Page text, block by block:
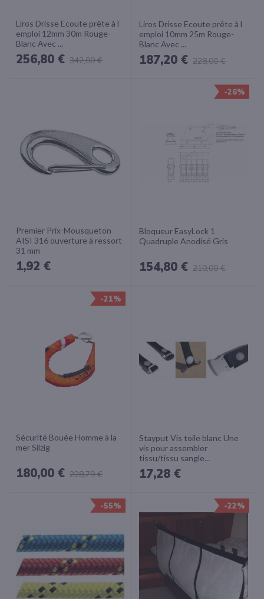
Liros Drisse Ecoute prête à l
emploi 12mm 30m Rouge-
Blanc Avec ...
256,80 € 342,00 €
Liros Drisse Ecoute prête à l
emploi 10mm 25m Rouge-
Blanc Avec ...
187,20 € 228,00 €
Premier Prix-Mousqueton
AISI 316 ouverture à ressort
31 mm
1,92 €
-26%
Bloqueur EasyLock 1
Quadruple Anodisé Gris
154,80 € 210,00 €
-21%
Sécurité Bouée Homme à la
mer Silzig
180,00 € 228,79 €
Stayput Vis toile blanc Une
vis pour assembler
tissu/tissu sangle...
17,28 €
-55% -22%